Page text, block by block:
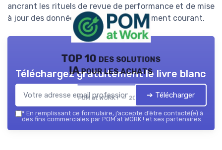
ancrant les rituels de revue de performance et de mise
à jour des données dans le fonctionnement courant.
TOP 10 des solutions
IA pour les achats
POM at WORK ! — 2026
Téléchargez gratuitement le livre blanc
➔ Télécharger
* En remplissant ce formulaire, j’accepte d’être contacté(e) à
des fins commerciales par POM at WORK ! et ses partenaires.